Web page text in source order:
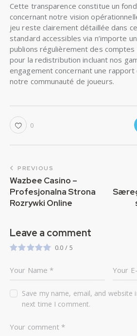
Cette transparence constitue un
concernant notre vision
jeu reste clairement détaillée dans
standard accessibles via n’importe
publions régulièrement des comptes
pour la redistribution incluant nos
engagement concernant une rapport
notre communauté de joueurs.
0
PREVIOUS
Wazbee Casino –
Profesjonalna Strona
Rozrywki Online
Leave a comment
0.0 / 5
Save my name, email, and
next time I comment.